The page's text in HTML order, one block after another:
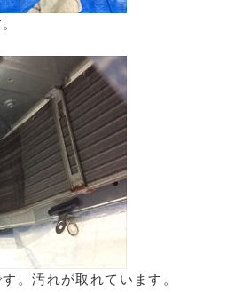
。汚れが取れています。